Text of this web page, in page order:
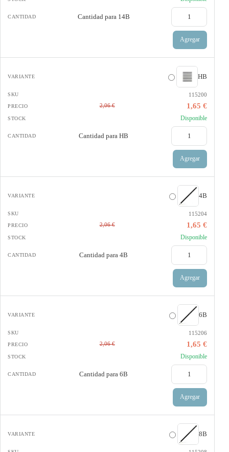
Cantidad para 14B
Agregar
HB
115200
2,06 €
1,65 €
Disponible
Cantidad para HB
Agregar
4B
115204
2,06 €
1,65 €
Disponible
Cantidad para 4B
Agregar
6B
115206
2,06 €
1,65 €
Disponible
Cantidad para 6B
Agregar
8B